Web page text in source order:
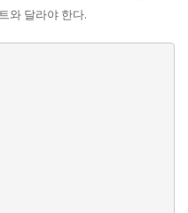
와 달라야 한다.